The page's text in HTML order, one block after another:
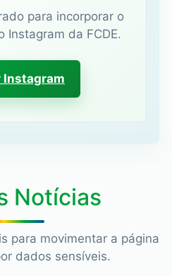
para incorporar o
Instagram da FCDE.
Instagram
Notícias
para movimentar a página
dados sensíveis.